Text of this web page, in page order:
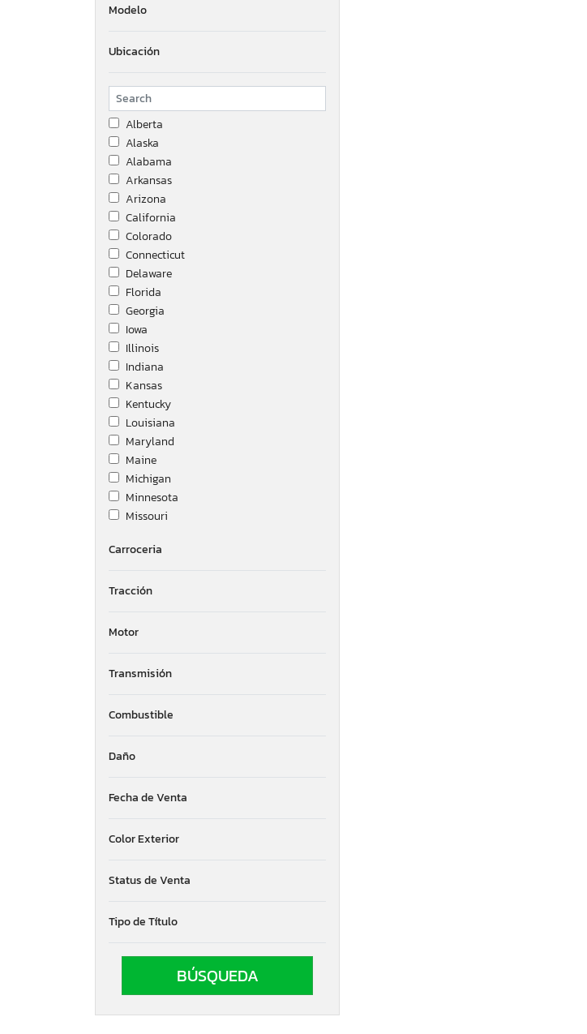
Modelo
Ubicación
Alberta
Alaska
Alabama
Arkansas
Arizona
California
Colorado
Connecticut
Delaware
Florida
Georgia
Iowa
Illinois
Indiana
Kansas
Kentucky
Louisiana
Maryland
Maine
Michigan
Minnesota
Missouri
Montana
North Carolina
Nebraska
New Mexico
Oklahoma
Oregon
Quebec
South Dakota
Utah
Wisconsin
Carroceria
Tracción
Motor
Transmisión
Combustible
Daño
Fecha de Venta
Color Exterior
Status de Venta
Tipo de Título